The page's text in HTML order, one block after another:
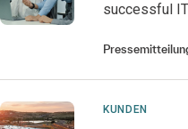
successful
KUNDEN